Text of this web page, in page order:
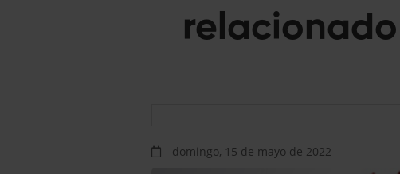
domingo, 15 de mayo de 2022